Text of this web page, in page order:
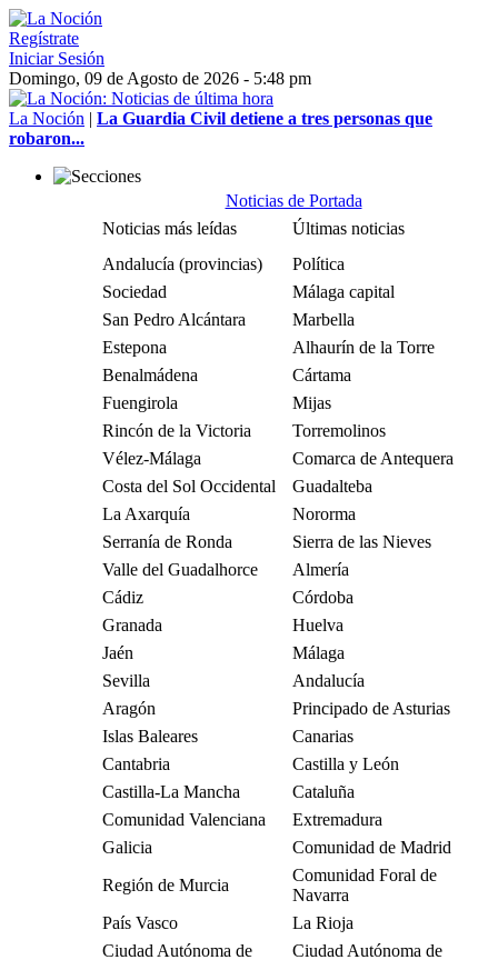
Regístrate
Iniciar Sesión
Domingo, 09 de Agosto de 2026 - 5:48 pm
La Noción | La Guardia Civil detiene a tres personas que
robaron...
Noticias de Portada
Noticias más leídas
Últimas noticias
Andalucía (provincias)
Política
Sociedad
Málaga capital
San Pedro Alcántara
Marbella
Estepona
Alhaurín de la Torre
Benalmádena
Cártama
Fuengirola
Mijas
Rincón de la Victoria
Torremolinos
Vélez-Málaga
Comarca de Antequera
Costa del Sol Occidental
Guadalteba
La Axarquía
Nororma
Serranía de Ronda
Sierra de las Nieves
Valle del Guadalhorce
Almería
Cádiz
Córdoba
Granada
Huelva
Jaén
Málaga
Sevilla
Andalucía
Aragón
Principado de Asturias
Islas Baleares
Canarias
Cantabria
Castilla y León
Castilla-La Mancha
Cataluña
Comunidad Valenciana
Extremadura
Galicia
Comunidad de Madrid
Región de Murcia
Comunidad Foral de
Navarra
País Vasco
La Rioja
Ciudad Autónoma de
Ciudad Autónoma de